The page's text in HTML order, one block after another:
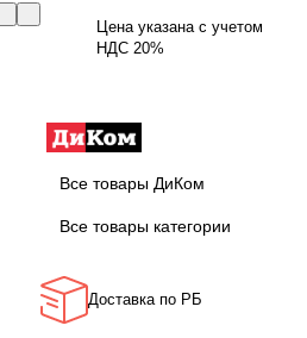
Цена указана с учетом
НДС 20%
Все товары ДиКом
Все товары категории
Доставка по РБ